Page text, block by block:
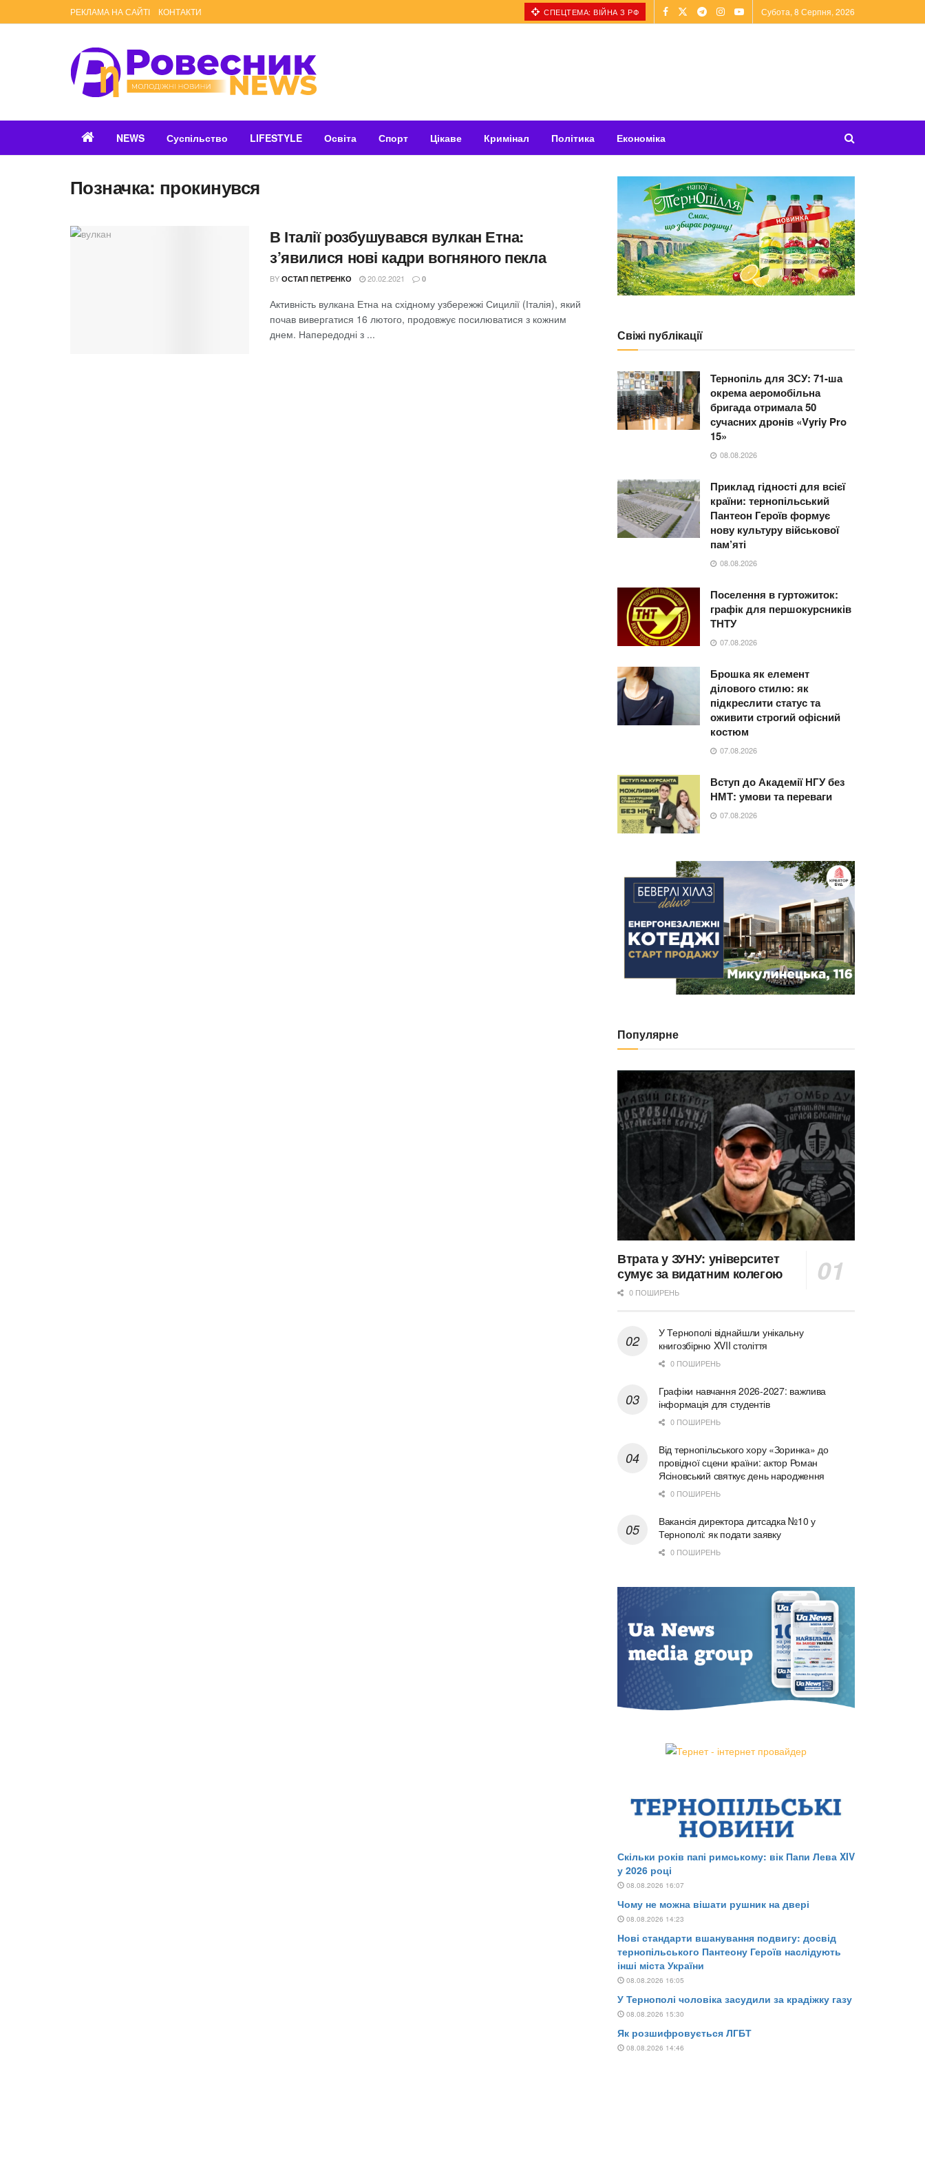
РЕКЛАМА НА САЙТІ КОНТАКТИ СПЕЦТЕМА: ВІЙНА З РФ Субота, 8 Серпня, 2026
NEWS Суспільство LIFESTYLE Освіта Спорт Цікаве Кримінал Політика Економіка
Позначка: прокинувся
В Італії розбушувався вулкан Етна:
з’явилися нові кадри вогняного пекла
BY ОСТАП ПЕТРЕНКО 20.02.2021 0
Активність вулкана Етна на східному узбережжі Сицилії (Італія), який
почав вивергатися 16 лютого, продовжує посилюватися з кожним
днем. Напередодні з ...
Свіжі публікації
Тернопіль для ЗСУ: 71-ша
окрема аеромобільна
бригада отримала 50
сучасних дронів «Vyriy Pro
15»
08.08.2026
Приклад гідності для всієї
країни: тернопільський
Пантеон Героїв формує
нову культуру військової
пам’яті
08.08.2026
Поселення в гуртожиток:
графік для першокурсників
ТНТУ
07.08.2026
Брошка як елемент
ділового стилю: як
підкреслити статус та
оживити строгий офісний
костюм
07.08.2026
Вступ до Академії НГУ без
НМТ: умови та переваги
07.08.2026
Популярне
Втрата у ЗУНУ: університет
сумує за видатним колегою
0 ПОШИРЕНЬ
У Тернополі віднайшли унікальну
книгозбірню XVII століття
0 ПОШИРЕНЬ
Графіки навчання 2026-2027: важлива
інформація для студентів
0 ПОШИРЕНЬ
Від тернопільського хору «Зоринка» до
провідної сцени країни: актор Роман
Ясіновський святкує день народження
0 ПОШИРЕНЬ
Вакансія директора дитсадка №10 у
Тернополі: як подати заявку
0 ПОШИРЕНЬ